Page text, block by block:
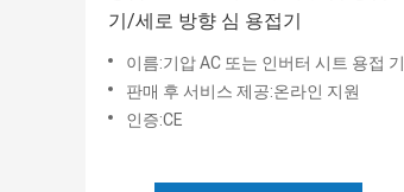
기/세로 방향 심 용접기
이름:기압 AC 또는 인버터 시트 용접 기계
판매 후 서비스 제공:온라인 지원
인증:CE